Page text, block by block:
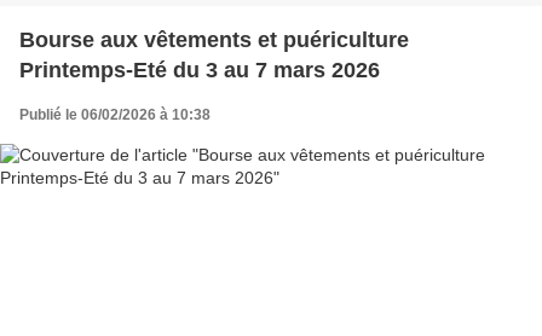
Bourse aux vêtements et puériculture
Printemps-Eté du 3 au 7 mars 2026
Publié le 06/02/2026 à 10:38